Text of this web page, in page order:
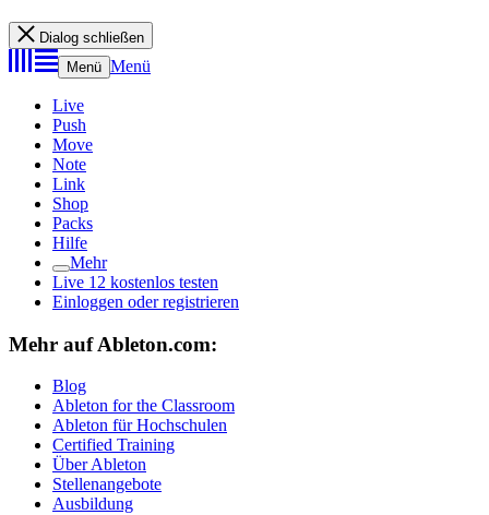
Dialog schließen
Menü Menü
Live
Push
Move
Note
Link
Shop
Packs
Hilfe
Mehr
Live 12 kostenlos testen
Einloggen oder registrieren
Mehr auf Ableton.com:
Blog
Ableton for the Classroom
Ableton für Hochschulen
Certified Training
Über Ableton
Stellenangebote
Ausbildung